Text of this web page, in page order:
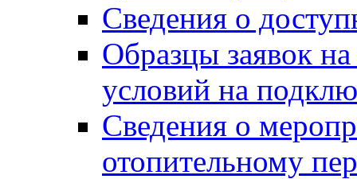
Сведения о
Образцы заявок
условий на
Сведения о
отопительному